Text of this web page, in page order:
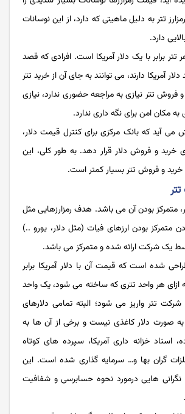
تتر به دلیل ماهیتی که دارد، از این نوسانات
دارد.
برابر با یک دلار آمریکا است. افرادی که قصد
آمریکا دارند، می توانند به جای آن از خرید تتر
فروش تتر نیازی به مراجعه حضوری ندارد، نیازی
به مکان امن برای نگه داری ندارد.
می آید که بانک مرکزی برای کنترل قیمت دلار،
خرید و فروش دلار قرار دهد. به طور کلی، این
و فروش تتر بسیار کمتر است.
متمرکز بودن آن می باشد. هدف رمزارزهایی مثل
متمرکز بودن ارزهای فیات (مثل دلار، یورو ..)
یک شرکت ارائه شده و متمرکز می باشد.
شده است که قیمت آن با دلار آمریکا برابر
ازای هر واحد تتری که ساخته می شود، یک واحد
شرکت تتر واریز می شود؛ البته تمامی دلارهای
به صورت دلار کاغذی نیست و برخی از آن ها به
اسناد خزانه ‌داری آمریکا، سپرده‌ های کوتاه‌
گران ‌بها و… سرمایه گذاری شده است. این
هایی درمورد نحوه حسابرسی و شفافیت